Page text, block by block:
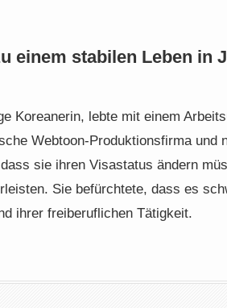
einem stabilen Leben in
Koreanerin, lebte mit einem
Webtoon-Produktionsfirma
sie ihren Visastatus ändern
Sie befürchtete, dass es
ihrer freiberuflichen Tätigkeit.